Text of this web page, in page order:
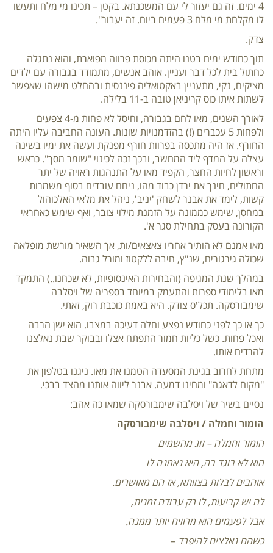
4 ימים. זה גם יעזור לי עם המשכנתא. בקטן – תכינו מי מלח ותעשו
לו מקלחת מי מלח 3 פעמים ביום. זה יעבור".
צדק.
תוך כחודש ימים בטנו היתה מכוסת פרווה מפוארת, והוא נתגלה
כחתול בית לכל דבר ועניין. אוהב אנשים, מתמודד בגבורה עם ילדים
מציקים, נקי, מתעניין באקטואליה פיננסית ובהחלט מישהו שאפשר
לשתות איתו כוס קריניאן טובה ב-11 בלילה.
לאורך השנים, מאו לחם בגבורה, וחיסל לא פחות מ-4 צפעים
ולפחות 5 עכברים (!) בהזדמנויות שונות. העונה החביבה עליו היתה
החורף. אז היה מתכסה בפרוות חורף מפנקת ועשה את ימיו בשינה
עצלה על המדף ליד המחשב, ובכך זכה לכינוי "שומר מסך". כראש
וראשון לחיות החצר, הקפיד מאו על התנהגות ראויה של יתר
החתולים, חינך את ירדן כבוד מהו, ניחם עובדים בסוף משמרות
קשות, לימד את אבנר לשחק 'יניב', ניהל את מלאי האלכוהול
במחסן, שימש כממונה על הזמנת מילוי צובר, ואף שימש כאחראי
הקורונה בעסק בתחילת סגר א'.
מאו אמנם לא הותיר אחריו צאצאים/ות, אך השאיר מורשת מופלאה
שכולה גירגורים, שנ"ץ, חיבה ללקטוז ומורל גבוה.
במהלך שנת המגיפה (והבחירות האינסופיות, לא שכחנו..) התמקד
מאו בלימודי ספרות והתעמק במיוחד בספריה של ויסלבה
שימבורסקה. תכל'ס צודק. היא באמת כוכבת רוק, זאתי.
כך או כך לפני כחודש נפצע וחלה דעיכה במצבו. הוא ישן הרבה
ואכל פחות. כשל כליות חמור התפתח אצלו ובבוקר שבת נאלצנו
להרדים אותו.
מתחת לחרוב בגינת המסעדה הטמנו את מאו. ניגנו בטלפון את
"מקום לדאגה" ומחינו דמעה. אבנר ליווה אותנו מהצד בבכי.
נסיים בשיר של ויסלבה שימבורסקה שמאו כה אהב:
הומור וחמלה / ויסלבה שימבורסקה
הומור וחמלה – זוג מהשמים
הוא לא בוגד בה, היא נאמנה לו
אוהבים לבלות בצוותא, אז הם מאושרים.
לה יש קביעות, לו רק עבודה זמנית,
אבל לפעמים הוא מרוויח יותר ממנה.
כשהם נאלצים להיפרד –